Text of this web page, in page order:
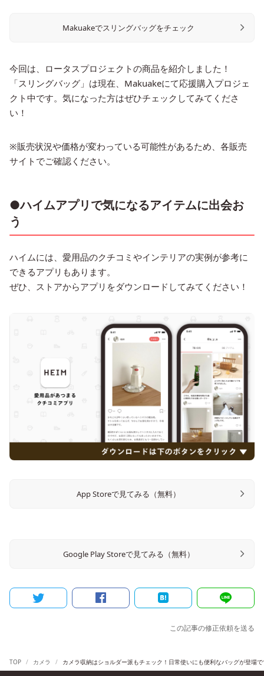
Makuakeでスリングバッグをチェック
今回は、ロータスプロジェクトの商品を紹介しました！
「スリングバッグ」は現在、Makuakeにて応援購入プロジェ
クト中です。気になった方はぜひチェックしてみてくださ
い！
※販売状況や価格が変わっている可能性があるため、各販売
サイトでご確認ください。
●ハイムアプリで気になるアイテムに出会お
う
ハイムには、愛用品のクチコミやインテリアの実例が参考に
できるアプリもあります。
ぜひ、ストアからアプリをダウンロードしてみてください！
App Storeで見てみる（無料）
Google Play Storeで見てみる（無料）
この記事の修正依頼を送る
TOP カメラ カメラ収納はショルダー派もチェック！日常使いにも便利なバッグが登場